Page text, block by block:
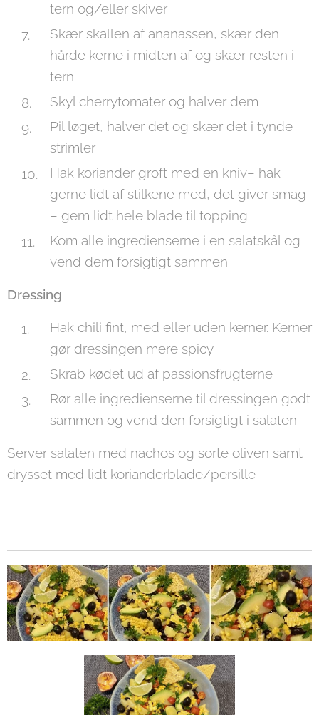
tern og/eller skiver
Skær skallen af ananassen, skær den
hårde kerne i midten af og skær resten i
tern
Skyl cherrytomater og halver dem
Pil løget, halver det og skær det i tynde
strimler
Hak koriander groft med en kniv– hak
gerne lidt af stilkene med, det giver smag
– gem lidt hele blade til topping
Kom alle ingredienserne i en salatskål og
vend dem forsigtigt sammen
Dressing
Hak chili fint, med eller uden kerner. Kerner
gør dressingen mere spicy
Skrab kødet ud af passionsfrugterne
Rør alle ingredienserne til dressingen godt
sammen og vend den forsigtigt i salaten
Server salaten med nachos og sorte oliven samt
drysset med lidt korianderblade/persille